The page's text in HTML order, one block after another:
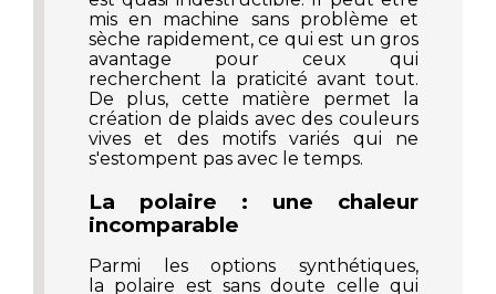
mis en machine sans problème et
sèche rapidement, ce qui est un gros
avantage pour ceux qui
recherchent la praticité avant tout.
De plus, cette matière permet la
création de plaids avec des couleurs
vives et des motifs variés qui ne
s'estompent pas avec le temps.
La polaire : une chaleur
incomparable
Parmi les options synthétiques,
la polaire est sans doute celle qui